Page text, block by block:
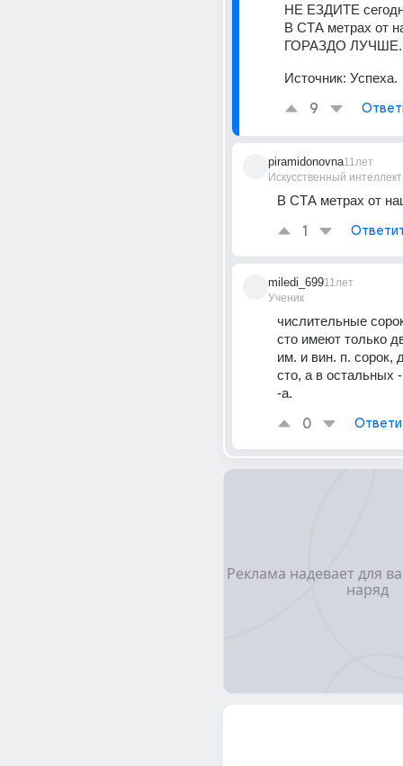
НЕ ЕЗДИТЕ
В СТА метрах от
ГОРАЗДО ЛУЧШЕ.
Источник: Успеха.
9
piramidonovna
Искусственный интеллект
11лет
В СТА метрах от
1
miledi_699
Ученик
11лет
числительные
сто имеют только
им. и вин. п. сорок,
сто, а в остальных
-а.
0